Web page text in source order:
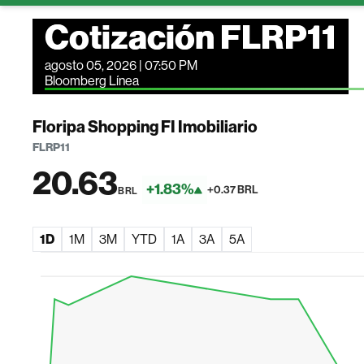
Cotización FLRP11
agosto 05, 2026 | 07:50 PM
Bloomberg Línea
Floripa Shopping FI Imobiliario
FLRP11
20.63BRL +1.83% +0.37 BRL
1D 1M 3M YTD 1A 3A 5A